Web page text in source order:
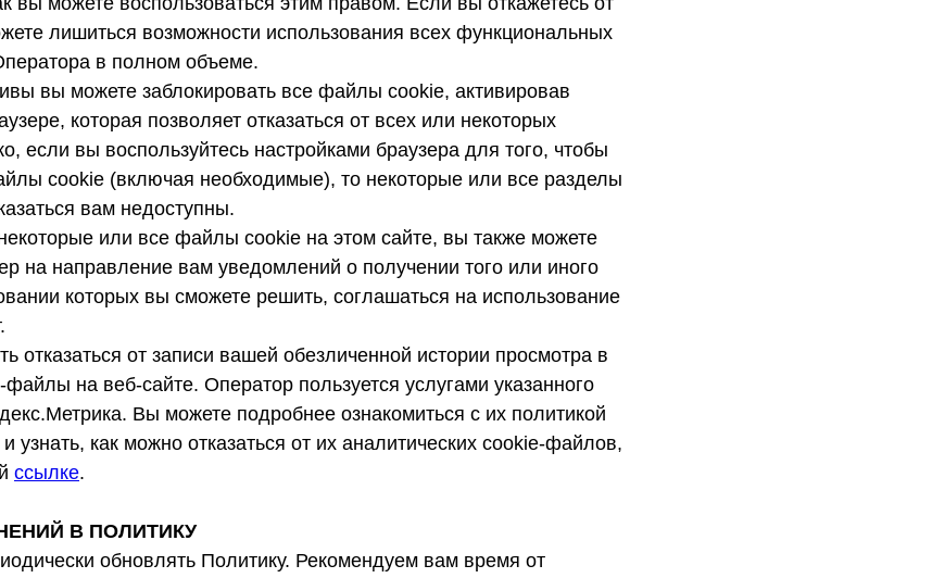
лишиться возможности использования всех функциональных
в полном объеме.
вы можете заблокировать все файлы cookie, активировав
которая позволяет отказаться от всех или некоторых
если вы воспользуйтесь настройками браузера для того, чтобы
cookie (включая необходимые), то некоторые или все разделы
вам недоступны.
или все файлы cookie на этом сайте, вы также можете
на направление вам уведомлений о получении того или иного
которых вы сможете решить, соглашаться на использование
отказаться от записи вашей обезличенной истории просмотра в
на веб-сайте. Оператор пользуется услугами указанного
Вы можете подробнее ознакомиться с их политикой
узнать, как можно отказаться от их аналитических cookie-файлов,
ссылке.
В ПОЛИТИКУ
обновлять Политику. Рекомендуем вам время от